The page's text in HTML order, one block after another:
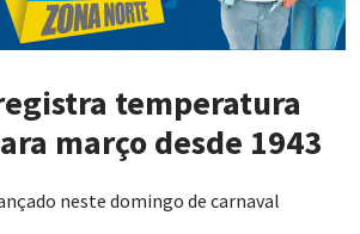
temperatura
março desde 1943
neste domingo de carnaval